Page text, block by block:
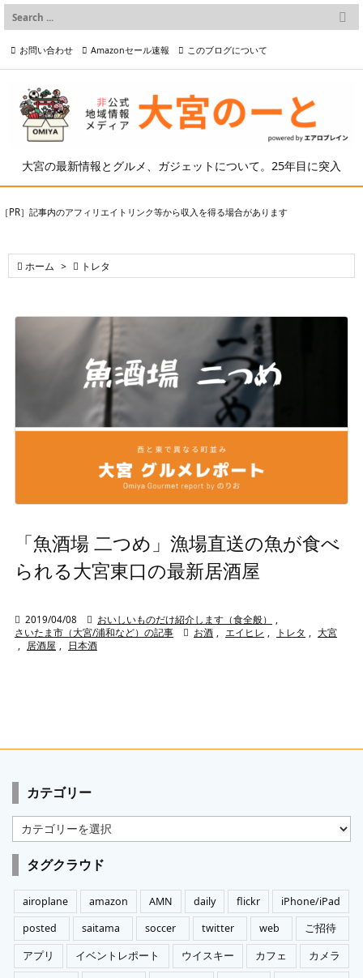
大宮の最新情報とグルメ、ガジェットについて。25年目に突入

メニュー

検索
お問い合わせ Amazonセール速報 このブログについて
プライバシーポリシー等
［PR］記事内のアフィリエイトリンク等から収入を得る場合があります
 ホーム >  トレタ
「魚酒場 二つめ」漁場直送の魚が食べ
られる大宮東口の最新居酒屋
 2019/04/08  おいしいものだけ紹介します（食全般）
さいたま市（大宮/浦和など）の記事
 お酒 エイヒレ トレタ
大宮
居酒屋 日本酒
カテゴリー
テ
ゴ
ー
タグクラウド
airoplane amazon AMN daily flickr
iPhone/iPad
posted
saitama soccer twitter web
ご招待
アプリ
イベントレポート ウイスキー カフェ
カメラ